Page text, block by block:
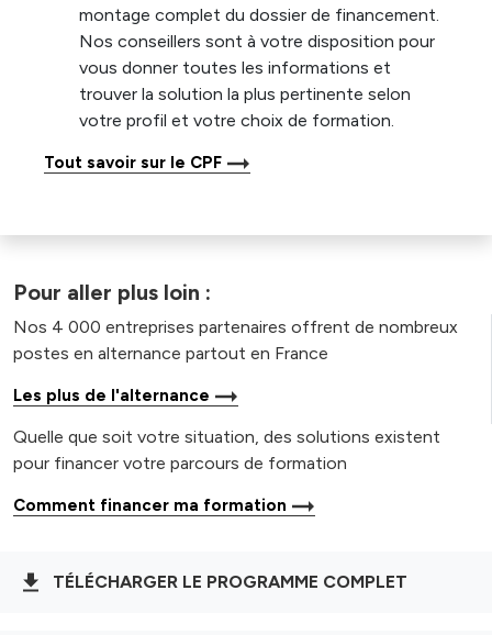
montage complet du dossier de financement.
Nos conseillers sont à votre disposition pour
vous donner toutes les informations et
trouver la solution la plus pertinente selon
votre profil et votre choix de formation.
Tout savoir sur le CPF
Pour aller plus loin :
Nos 4 000 entreprises partenaires offrent de nombreux
postes en alternance partout en France
Les plus de l'alternance
Quelle que soit votre situation, des solutions existent
pour financer votre parcours de formation
Comment financer ma formation
TÉLÉCHARGER LE PROGRAMME COMPLET